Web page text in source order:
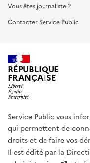
Vous êtes journaliste ?
Contacter Service Public
RÉPUBLIQUE
FRANÇAISE
Service Public vous
qui permettent de
droits et de faire vos
Il est édité par la